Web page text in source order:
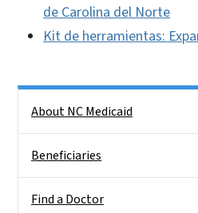
de Carolina del Norte
Kit de herramientas:
About NC Medicaid
Beneficiaries
Find a Doctor